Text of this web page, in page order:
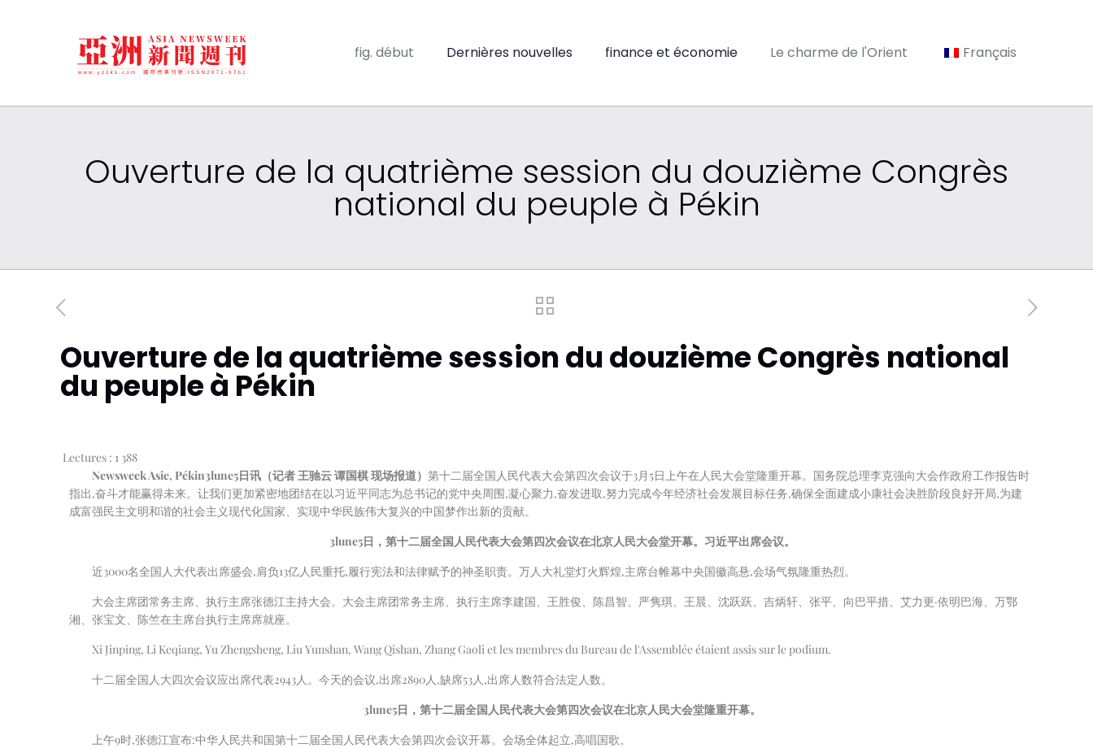
fig. début Dernières nouvelles finance et économie Le charme de l'Orient Français
Ouverture de la quatrième session du douzième Congrès
national du peuple à Pékin
Ouverture de la quatrième session du douzième Congrès national
du peuple à Pékin
Lectures : 1 388
Newsweek Asie, Pékin3lune5日讯（记者 王驰云 谭国棋 现场报道）第十二届全国人民代表大会第四次会议于3月5日上午在人民大会堂隆重开幕。国务院总理李克强向大会作政府工作报告时
指出,奋斗才能赢得未来。让我们更加紧密地团结在以习近平同志为总书记的党中央周围,凝心聚力,奋发进取,努力完成今年经济社会发展目标任务,确保全面建成小康社会决胜阶段良好开局,为建
成富强民主文明和谐的社会主义现代化国家、实现中华民族伟大复兴的中国梦作出新的贡献。
3lune5日，第十二届全国人民代表大会第四次会议在北京人民大会堂开幕。习近平出席会议。
近3000名全国人大代表出席盛会,肩负13亿人民重托,履行宪法和法律赋予的神圣职责。万人大礼堂灯火辉煌,主席台帷幕中央国徽高悬,会场气氛隆重热烈。
大会主席团常务主席、执行主席张德江主持大会。大会主席团常务主席、执行主席李建国、王胜俊、陈昌智、严隽琪、王晨、沈跃跃、吉炳轩、张平、向巴平措、艾力更·依明巴海、万鄂
湘、张宝文、陈竺在主席台执行主席席就座。
Xi Jinping, Li Keqiang, Yu Zhengsheng, Liu Yunshan, Wang Qishan, Zhang Gaoli et les membres du Bureau de l'Assemblée étaient assis sur le podium.
十二届全国人大四次会议应出席代表2943人。今天的会议,出席2890人,缺席53人,出席人数符合法定人数。
3lune5日，第十二届全国人民代表大会第四次会议在北京人民大会堂隆重开幕。
上午9时,张德江宣布:中华人民共和国第十二届全国人民代表大会第四次会议开幕。会场全体起立,高唱国歌。